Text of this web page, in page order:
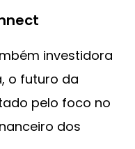
investidora
o futuro da
pelo foco no
dos